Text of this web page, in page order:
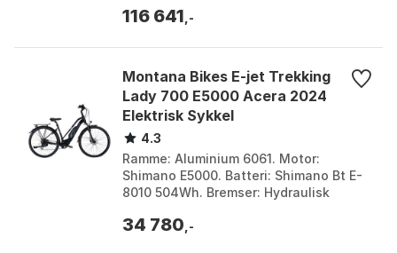
entry battery. Demper...
116 641 ,-
Montana Bikes E-jet Trekking
Lady 700 E5000 Acera 2024
Elektrisk Sykkel
4.3
Ramme: Aluminium 6061. Motor:
Shimano E5000. Batteri: Shimano Bt E-
8010 504Wh. Bremser: Hydraulisk
46, 50. Størrelse 2:...
34 780 ,-